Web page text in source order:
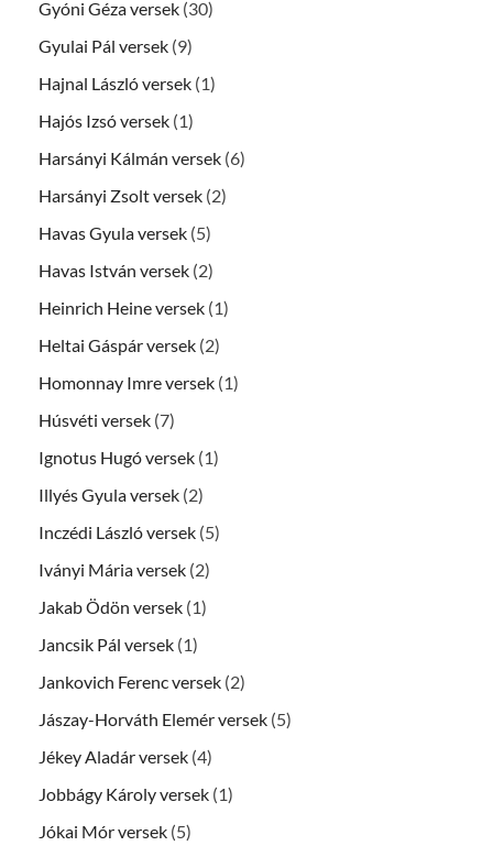
Gyóni Géza versek (30)
Gyulai Pál versek (9)
Hajnal László versek (1)
Hajós Izsó versek (1)
Harsányi Kálmán versek (6)
Harsányi Zsolt versek (2)
Havas Gyula versek (5)
Havas István versek (2)
Heinrich Heine versek (1)
Heltai Gáspár versek (2)
Homonnay Imre versek (1)
Húsvéti versek (7)
Ignotus Hugó versek (1)
Illyés Gyula versek (2)
Inczédi László versek (5)
Iványi Mária versek (2)
Jakab Ödön versek (1)
Jancsik Pál versek (1)
Jankovich Ferenc versek (2)
Jászay-Horváth Elemér versek (5)
Jékey Aladár versek (4)
Jobbágy Károly versek (1)
Jókai Mór versek (5)